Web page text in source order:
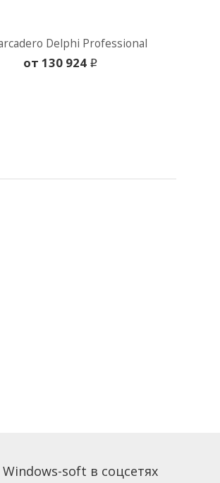
Delphi Professional
oт 130 924 i
Windows-soft в соцсетях